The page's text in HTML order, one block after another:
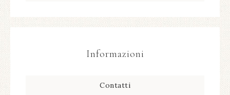
Informazioni
Contatti